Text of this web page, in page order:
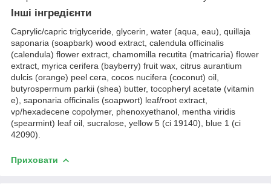
Інші інгредієнти
Caprylic/capric triglyceride, glycerin, water (aqua, eau), quillaja
saponaria (soapbark) wood extract, calendula officinalis
(calendula) flower extract, chamomilla recutita (matricaria) flower
extract, myrica cerifera (bayberry) fruit wax, citrus aurantium
dulcis (orange) peel cera, cocos nucifera (coconut) oil,
butyrospermum parkii (shea) butter, tocopheryl acetate (vitamin
e), saponaria officinalis (soapwort) leaf/root extract,
vp/hexadecene copolymer, phenoxyethanol, mentha viridis
(spearmint) leaf oil, sucralose, yellow 5 (ci 19140), blue 1 (ci
42090).
Приховати